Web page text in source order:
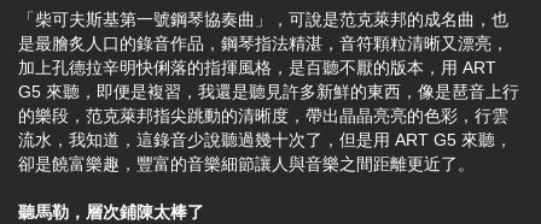
「柴可夫斯基第一號鋼琴協奏曲」，可說是范克萊邦的成名曲，也
是最膾炙人口的錄音作品，鋼琴指法精湛，音符顆粒清晰又漂亮，
加上孔德拉辛明快俐落的指揮風格，是百聽不厭的版本，用 ART
G5 來聽，即便是複習，我還是聽見許多新鮮的東西，像是琶音上行
的樂段，范克萊邦指尖跳動的清晰度，帶出晶晶亮亮的色彩，行雲
流水，我知道，這錄音少說聽過幾十次了，但是用 ART G5 來聽，
卻是饒富樂趣，豐富的音樂細節讓人與音樂之間距離更近了。
聽馬勒，層次鋪陳太棒了